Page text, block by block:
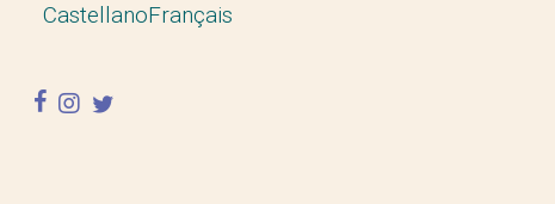
CastellanoFrançais
facebook
instagram
twitter